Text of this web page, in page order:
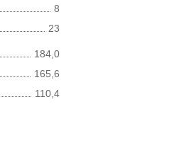
8
23
184,0
165,6
110,4